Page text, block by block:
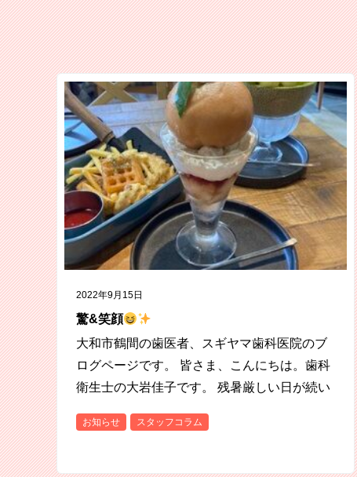
2022年9月15日
驚&笑顔
大和市鶴間の歯医者、スギヤマ歯科医院のブ
ログページです。 皆さま、こんにちは。歯科
衛生士の大岩佳子です。 残暑厳しい日が続い
きはじめましたね。 先日、娘と一緒にグラン
お知らせ スタッフコラム